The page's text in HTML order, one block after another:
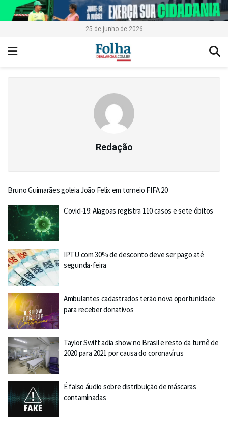
25 de junho de 2026
Redação
Bruno Guimarães goleia João Felix em torneio FIFA 20
Covid-19: Alagoas registra 110 casos e sete óbitos
IPTU com 30% de desconto deve ser pago até
segunda-feira
Ambulantes cadastrados terão nova oportunidade
para receber donativos
Taylor Swift adia show no Brasil e resto da turnê de
2020 para 2021 por causa do coronavírus
É falso áudio sobre distribuição de máscaras
contaminadas